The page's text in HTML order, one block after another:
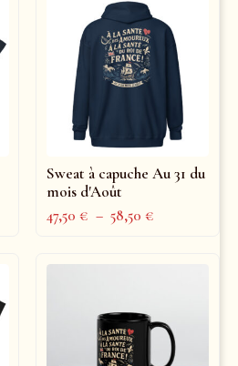
Sweat à capuche Au 31 du
mois d'Août
47,50€ – 58,50€